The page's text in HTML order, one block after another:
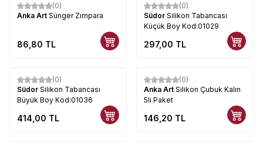
(0)
Anka Art Sünger Zımpara
86,80 TL
(0)
Südor Silikon Tabancası
Küçük Boy Kod:01029
297,00 TL
(0)
Südor Silikon Tabancası
Büyük Boy Kod:01036
414,00 TL
(0)
Anka Art Silikon Çubuk Kalın
5li Paket
146,20 TL